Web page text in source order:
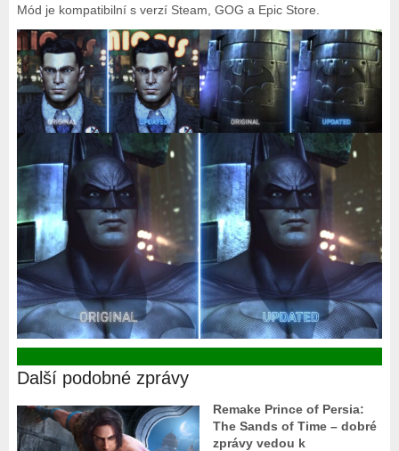
Mód je kompatibilní s verzí Steam, GOG a Epic Store.
Další podobné zprávy
Remake Prince of Persia:
The Sands of Time – dobré
zprávy vedou k